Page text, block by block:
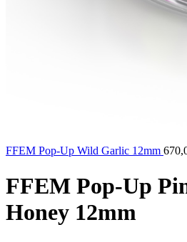
FFEM Pop-Up Wild Garlic 12mm
FFEM Pop-Up
Honey 12mm